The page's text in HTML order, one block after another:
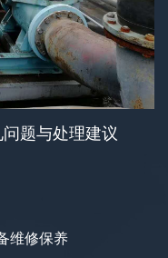
题与处理建议
维修保养